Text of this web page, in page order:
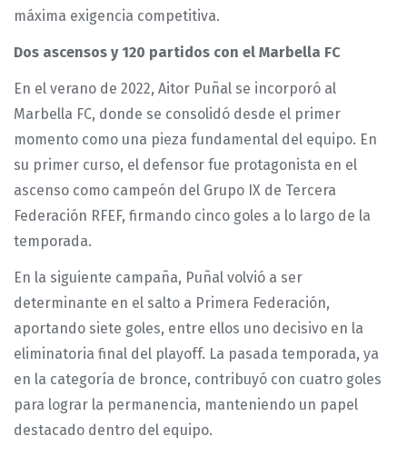
máxima exigencia competitiva.
Dos ascensos y 120 partidos con el Marbella FC
En el verano de 2022, Aitor Puñal se incorporó al
Marbella FC, donde se consolidó desde el primer
momento como una pieza fundamental del equipo. En
su primer curso, el defensor fue protagonista en el
ascenso como campeón del Grupo IX de Tercera
Federación RFEF, firmando cinco goles a lo largo de la
temporada.
En la siguiente campaña, Puñal volvió a ser
determinante en el salto a Primera Federación,
aportando siete goles, entre ellos uno decisivo en la
eliminatoria final del playoff. La pasada temporada, ya
en la categoría de bronce, contribuyó con cuatro goles
para lograr la permanencia, manteniendo un papel
destacado dentro del equipo.